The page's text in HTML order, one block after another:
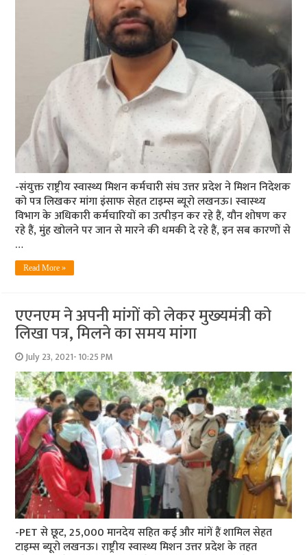
-संयुक्त राष्ट्रीय स्वास्थ्य मिशन कर्मचारी संघ उत्तर प्रदेश ने मिशन निदेशक
को पत्र लिखकर मांगा इंसाफ सेहत टाइम्‍स ब्‍यूरो लखनऊ। स्‍वास्‍थ्‍य
विभाग के अधिकारी कर्मचारियों का उत्‍पीड़न कर रहे हैं, यौन शोषण कर
रहे हैं, मुंह खोलने पर जान से मारने की धमकी दे रहे हैं, इन सब कारणों से
…
Read More »
एएनएम ने अपनी मांगों को लेकर मुख्‍यमंत्री को
लिखा पत्र, मिलने का समय मांगा
July 23, 2021- 10:25 PM
-PET से छूट, 25,000 मानदेय सहित कई और मांगें हैं शामिल सेहत
टाइम्‍स ब्‍यूरो लखनऊ। राष्ट्रीय स्वास्थ्य मिशन उत्तर प्रदेश के तहत